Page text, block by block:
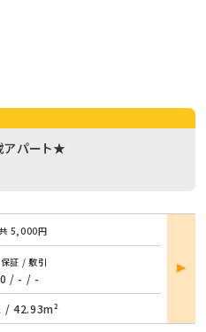
アパート★
5,000円
証 / 敷引
/ - / -
/ 42.93m²
部屋
詳細